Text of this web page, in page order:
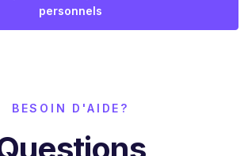
personnels
BESOIN D'AIDE?